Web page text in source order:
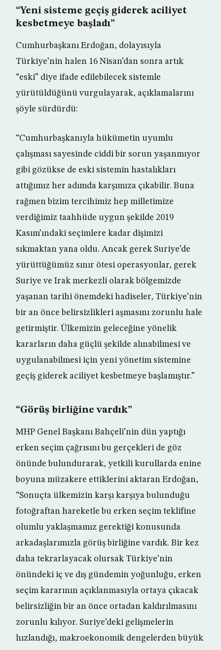
“Yeni sisteme geçiş giderek aciliyet
kesbetmeye başladı”
Cumhurbaşkanı Erdoğan, dolayısıyla
Türkiye’nin halen 16 Nisan’dan sonra artık
“eski” diye ifade edilebilecek sistemle
yürütüldüğünü vurgulayarak, açıklamalarını
şöyle sürdürdü:
“Cumhurbaşkanıyla hükümetin uyumlu
çalışması sayesinde ciddi bir sorun yaşanmıyor
gibi gözükse de eski sistemin hastalıkları
attığımız her adımda karşımıza çıkabilir. Buna
rağmen bizim tercihimiz hep milletimize
verdiğimiz taahhüde uygun şekilde 2019
Kasım’ındaki seçimlere kadar dişimizi
sıkmaktan yana oldu. Ancak gerek Suriye’de
yürüttüğümüz sınır ötesi operasyonlar, gerek
Suriye ve Irak merkezli olarak bölgemizde
yaşanan tarihi önemdeki hadiseler, Türkiye’nin
bir an önce belirsizlikleri aşmasını zorunlu hale
getirmiştir. Ülkemizin geleceğine yönelik
kararların daha güçlü şekilde alınabilmesi ve
uygulanabilmesi için yeni yönetim sistemine
geçiş giderek aciliyet kesbetmeye başlamıştır.”
“Görüş birliğine vardık”
MHP Genel Başkanı Bahçeli’nin dün yaptığı
erken seçim çağrısını bu gerçekleri de göz
önünde bulundurarak, yetkili kurullarda enine
boyuna müzakere ettiklerini aktaran Erdoğan,
“Sonuçta ülkemizin karşı karşıya bulunduğu
fotoğraftan hareketle bu erken seçim teklifine
olumlu yaklaşmamız gerektiği konusunda
arkadaşlarımızla görüş birliğine vardık. Bir kez
daha tekrarlayacak olursak Türkiye’nin
önündeki iç ve dış gündemin yoğunluğu, erken
seçim kararının açıklanmasıyla ortaya çıkacak
belirsizliğin bir an önce ortadan kaldırılmasını
zorunlu kılıyor. Suriye’deki gelişmelerin
hızlandığı, makroekonomik dengelerden büyük